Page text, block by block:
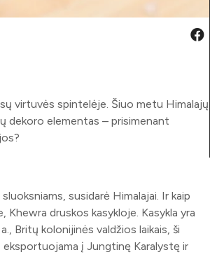
virtuvės spintelėje. Šiuo metu Himalajų
dekoro elementas – prisimenant
susidarė Himalajai. Ir kaip
druskos kasykloje. Kasykla yra
Britų kolonijinės valdžios laikais, ši
į Jungtinę Karalystę ir